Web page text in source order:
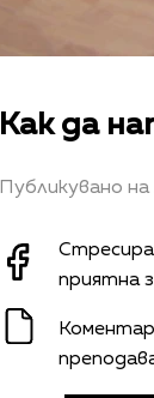
Как да
Публикувано
приятна